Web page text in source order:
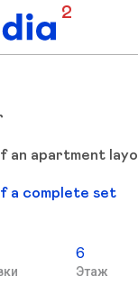
2
an apartment
a complete set
6
Этаж